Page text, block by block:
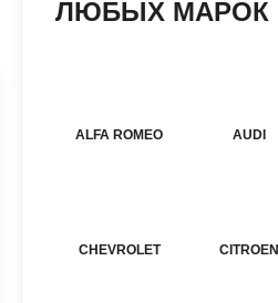
ЛЮБЫХ МАРОК
ALFA ROMEO AUDI
CHEVROLET CITROEN